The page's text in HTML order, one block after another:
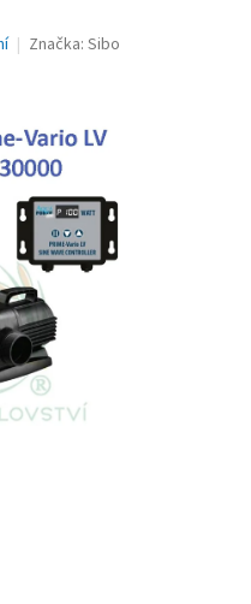
Značka: Sibo